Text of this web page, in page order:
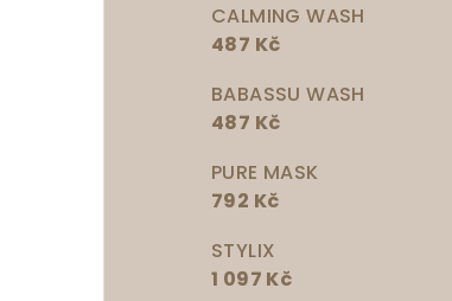
CALMING WASH
487 Kč
BABASSU WASH
487 Kč
PURE MASK
792 Kč
STYLIX
1 097 Kč